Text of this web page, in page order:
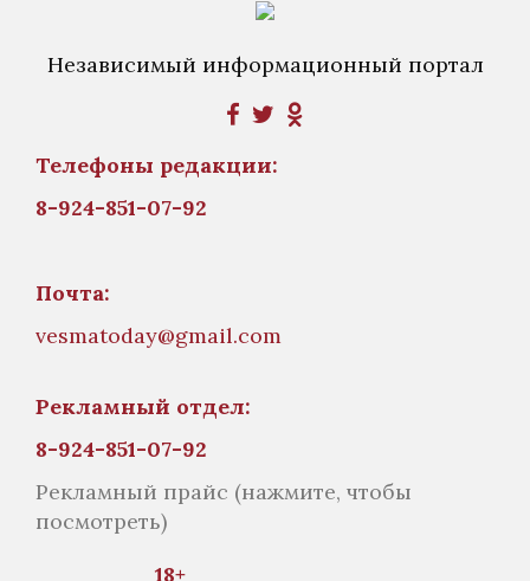
Независимый информационный портал
Телефоны редакции:
8-924-851-07-92
Почта:
vesmatoday@gmail.com
Рекламный отдел:
8-924-851-07-92
Рекламный прайс (нажмите, чтобы
посмотреть)
18+